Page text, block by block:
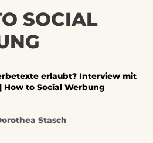
SOCIAL
erlaubt? Interview mit
How to Social Werbung
Stasch